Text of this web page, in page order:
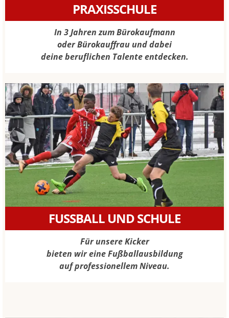
PRAXISSCHULE
In 3 Jahren zum Bürokaufmann
oder Bürokauffrau und dabei
deine beruflichen Talente entdecken.
FUSSBALL UND SCHULE
Für unsere Kicker
bieten wir eine Fußballausbildung
auf professionellem Niveau.